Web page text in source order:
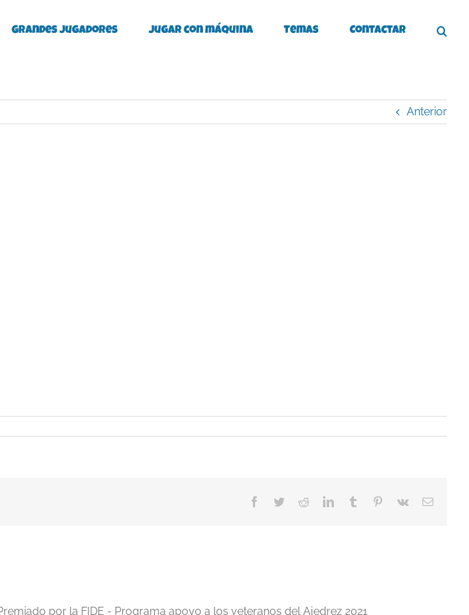
Grandes Jugadores Jugar con máquina Temas Contactar
Anterior
Facebook
TwitterRedditLinkedInTumblr Pinterest
Vk
Correo
por la FIDE - Programa apoyo a los veteranos del Ajedrez 2021